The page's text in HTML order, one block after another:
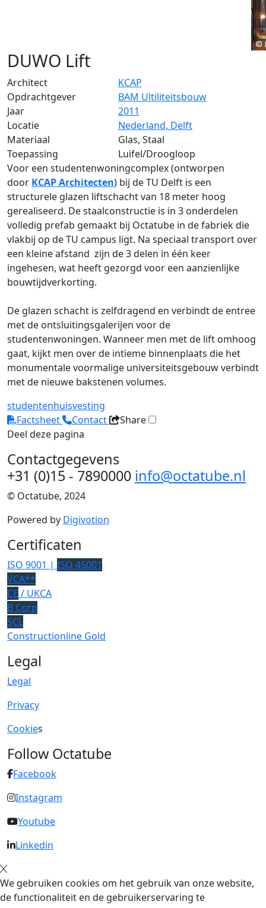
DUWO Lift
Architect
KCAP
Opdrachtgever
BAM Ultiliteitsbouw
Jaar
2011
Locatie
Nederland, Delft
Materiaal
Glas, Staal
Toepassing
Luifel/Droogloop
Voor een studentenwoningcomplex (ontworpen
door KCAP Architecten) bij de TU Delft is een
structurele glazen liftschacht van 18 meter hoog
gerealiseerd. De staalconstructie is in 3 onderdelen
volledig prefab gemaakt bij Octatube in de fabriek die
vlakbij op de TU campus ligt. Na speciaal transport over
een kleine afstand zijn de 3 delen in één keer
ingehesen, wat heeft gezorgd voor een aanzienlijke
bouwtijdverkorting.
De glazen schacht is zelfdragend en verbindt de entree
met de ontsluitingsgalerijen voor de
studentenwoningen. Wanneer men met de lift omhoog
gaat, kijkt men over de intieme binnenplaats die het
monumentale voormalige universiteitsgebouw verbindt
met de nieuwe bakstenen volumes.
studentenhuisvesting
Factsheet
Contact
Share
Deel deze pagina
Contactgegevens
+31 (0)15 - 7890000 info@octatube.nl
© Octatube, 2024
Powered by Digivotion
Certificaten
ISO 9001 | ISO 45001
VCA**
CE / UKCA
B Corp
SCL
Constructionline Gold
Legal
Legal
Privacy
Cookies
Follow Octatube
Facebook
Instagram
Youtube
Linkedin
We gebruiken cookies om het gebruik van onze website,
de functionaliteit en de gebruikerservaring te